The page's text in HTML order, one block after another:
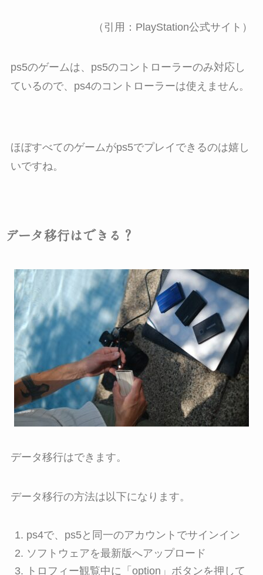
（引用：PlayStation公式サイト）
ps5のゲームは、ps5のコントローラーのみ対応し
ているので、ps4のコントローラーは使えません。
ほぼすべてのゲームがps5でプレイできるのは嬉し
いですね。
データ移行はできる？
データ移行はできます。
データ移行の方法は以下になります。
ps4で、ps5と同一のアカウントでサインイン
ソフトウェアを最新版へアップロード
トロフィー観覧中に「option」ボタンを押して